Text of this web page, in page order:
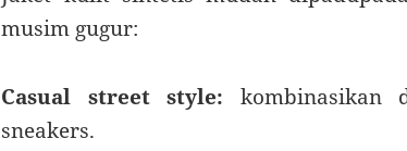
musim gugur:
Casual street style: kombinasikan
sneakers.